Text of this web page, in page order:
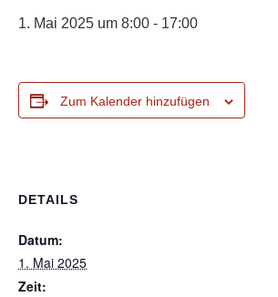
1. Mai 2025 um 8:00 - 17:00
Zum Kalender hinzufügen
DETAILS
Datum:
1. Mai 2025
Zeit: